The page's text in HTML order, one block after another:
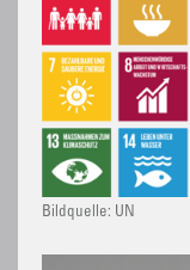
Bildquelle: UN